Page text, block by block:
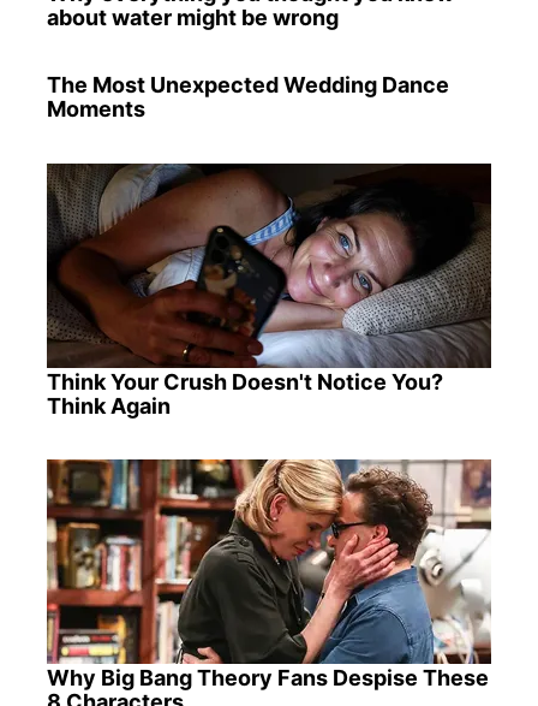
about water might be wrong
The Most Unexpected Wedding Dance
Moments
Think Your Crush Doesn't Notice You?
Think Again
Why Big Bang Theory Fans Despise These